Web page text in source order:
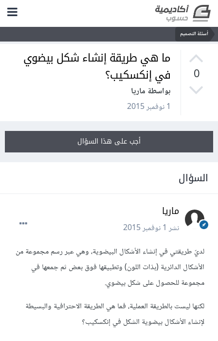
أسئلة التصميم
0
ما هي طريقة إنشاء شكل بيضوي
في إنكسكيب؟
بواسطة ماريا
1 نوفمبر 2015
أجب على هذا السؤال
السؤال
ماريا
نشر1 نوفمبر 2015
لديّ طريقتي في إنشاء الأشكال البيضوية، وهي عبر رسم مجموعة من
الأشكال الدائرية (بذات اللون) وتطبيقها فوق بعض ثم جمعها في
مجموعة للحصول على شكل بيضوي.
لكنها ليست بالطريقة العملية، فما هي الطريقة الاحترافية والبسيطة
لإنشاء الأشكال بيضوية الشكل في إنكسكيب؟